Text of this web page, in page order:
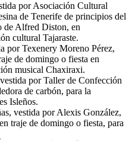
por Asociación Cultural
de Tenerife de principios del
de Alfred Diston, en
cultural Tajaraste.
por Texenery Moreno Pérez,
de domingo o fiesta en
musical Chaxiraxi.
por Taller de Confección
de carbón, para la
Isleños.
vestida por Alexis González,
traje de domingo o fiesta, para